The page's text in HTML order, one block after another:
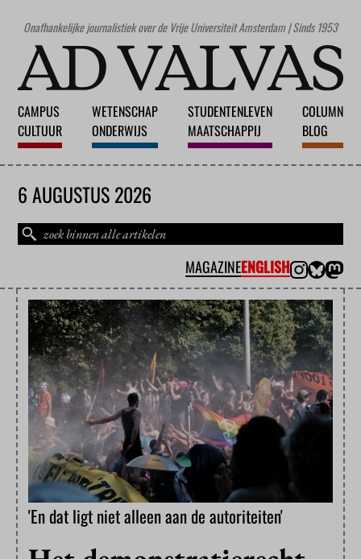
Onafhankelijke journalistiek over de Vrije Universiteit Amsterdam | Sinds 1953
CAMPUS
CULTUUR
WETENSCHAP
ONDERWIJS
STUDENTENLEVEN
MAATSCHAPPIJ
COLUMN
BLOG
6 AUGUSTUS 2026
MAGAZINEENGLISH
'En dat ligt niet alleen aan de autoriteiten'